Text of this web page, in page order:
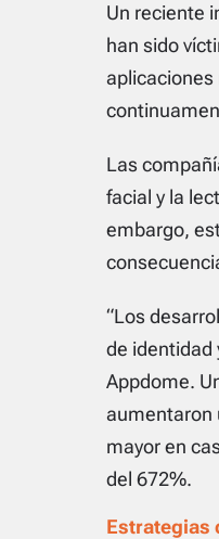
Un reciente
han sido
aplicaciones
Las
facial y la
embargo,
“Los
de identidad
Appdome.
aumentaron
mayor en
del 672%.
Estrategias